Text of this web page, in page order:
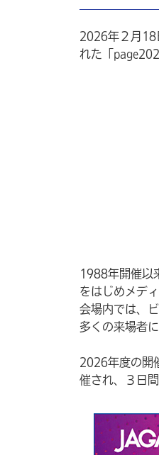
2026年２月18
れた「
1988年開催以
をはじめメデ
会場内では、
多くの来場者
2026年度の開
催され、３日